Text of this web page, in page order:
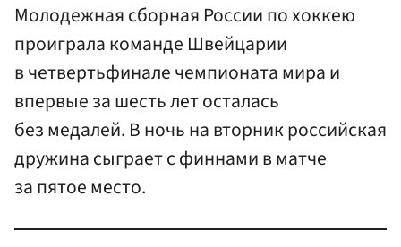
Молодежная сборная России по хоккею
проиграла команде Швейцарии
в четвертьфинале чемпионата мира и
впервые за шесть лет осталась
без медалей. В ночь на вторник российская
дружина сыграет с финнами в матче
за пятое место.